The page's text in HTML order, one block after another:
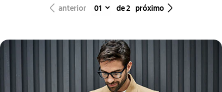
seta_esquerda anterior de 2 próximo seta_direita